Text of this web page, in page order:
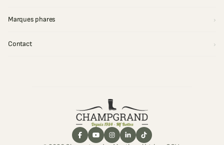
Marques phares
Contact